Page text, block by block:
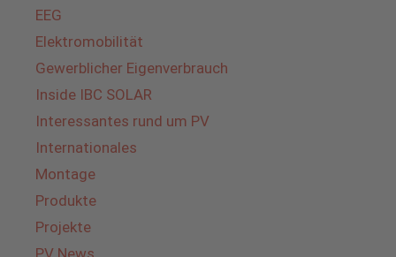
EEG
Elektromobilität
Gewerblicher Eigenverbrauch
Inside IBC SOLAR
Interessantes rund um PV
Internationales
Montage
Produkte
Projekte